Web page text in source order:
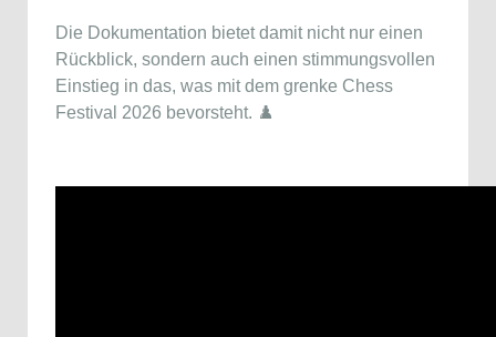
Die Dokumentation bietet damit nicht nur einen
Rückblick, sondern auch einen stimmungsvollen
Einstieg in das, was mit dem grenke Chess
Festival 2026 bevorsteht. ♟️